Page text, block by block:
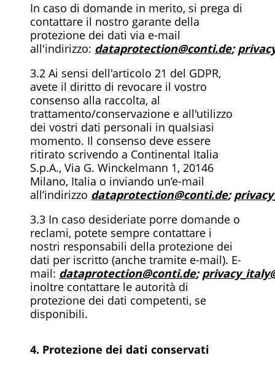
In caso di domande in merito, si prega di
contattare il nostro garante della
protezione dei dati via e-mail
all'indirizzo: dataprotection@conti.de;
3.2 Ai sensi dell'articolo 21 del GDPR,
avete il diritto di revocare il vostro
consenso alla raccolta, al
trattamento/conservazione e all'utilizzo
dei vostri dati personali in qualsiasi
momento. Il consenso deve essere
ritirato scrivendo a Continental Italia
S.p.A., Via G. Winckelmann 1, 20146
Milano, Italia o inviando un’e-mail
all’indirizzo dataprotection@conti.de;
3.3 In caso desideriate porre domande o
reclami, potete sempre contattare i
nostri responsabili della protezione dei
dati per iscritto (anche tramite e-mail). E-
mail: dataprotection@conti.de;
inoltre contattare le autorità di
protezione dei dati competenti, se
disponibili.
4. Protezione dei dati conservati